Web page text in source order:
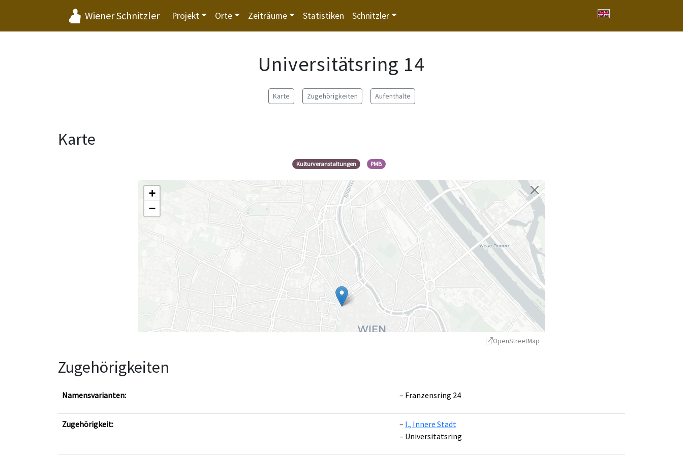
Wiener Schnitzler Projekt Orte Zeiträume Statistiken Schnitzler
Universitätsring 14
Karte Zugehörigkeiten Aufenthalte
Karte
Kulturveranstaltungen PMB
+
−
Leaflet|©OpenStreetMap
OpenStreetMap
Zugehörigkeiten
Namensvarianten: Franzensring 24
Zugehörigkeit:
I., Innere Stadt
Universitätsring